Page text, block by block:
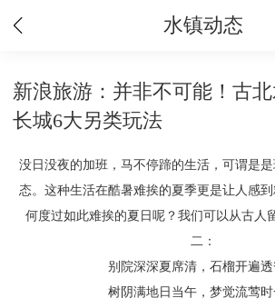
水镇动态
新浪旅游：并非不可能！古
长城6大另类玩法
没日没夜的加班，马不停蹄的生活，可谓是
态。这种生活在酷暑难挨的夏季更是让人感
何度过如此难挨的夏日呢？我们可以从古人
二：
别院深深夏席清，石榴开遍透
树阴满地日当午，梦觉流莺